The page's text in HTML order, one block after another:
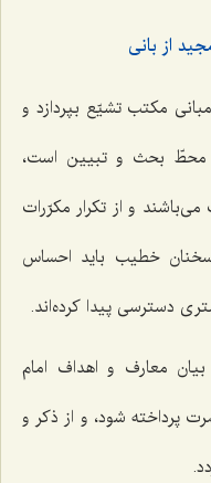
از بانی
مکتب تشیّع بپردازد و
محطّ بحث و تبیین است،
و از تکرار مکرّرات
خطیب باید احساس
دسترسی پیدا کرده‌اند.
معارف و اهداف امام
پرداخته شود، و از ذکر و